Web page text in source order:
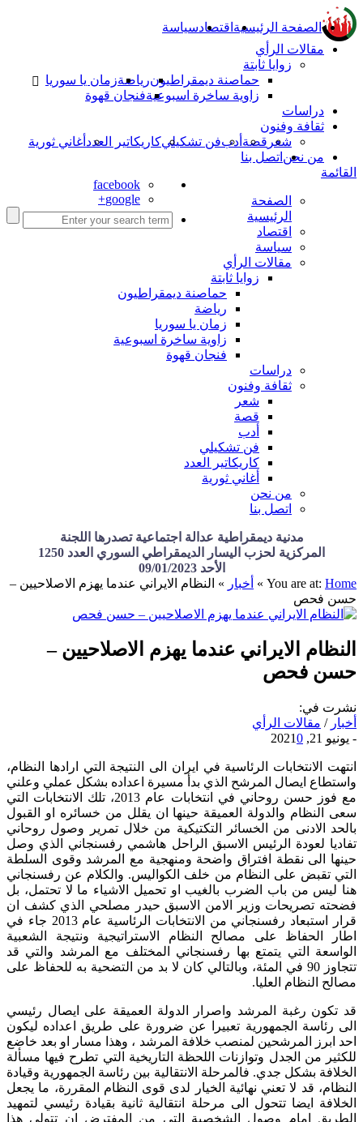
الصفحة الرئيسية اقتصادسياسة
مقالات الرأي
زوايا ثابتة
حماصنة ديمقراطيونرياضةزمان يا سوريا
زاوية ساخرة اسبوعيةفنجان قهوة
دراسات
ثقافة وفنون
شعر قصة أدبفن تشكيليكاريكاتير العدد أغاني ثورية
من نحن اتصل بنا
facebook
google+
القائمة
الصفحة
الرئيسية
اقتصاد
سياسة
مقالات الرأي
زوايا ثابتة
حماصنة ديمقراطيون
رياضة
زمان يا سوريا
زاوية ساخرة اسبوعية
فنجان قهوة
دراسات
ثقافة وفنون
شعر
قصة
أدب
فن تشكيلي
كاريكاتير العدد
أغاني ثورية
من نحن
اتصل بنا
مدنية ديمقراطية عدالة اجتماعية تصدرها اللجنة
المركزية لحزب اليسار الديمقراطي السوري العدد 1250
الأحد 09/01/2023
You are at: Home
» أخبار » النظام الايراني عندما يهزم الاصلاحيين –
حسن فحص
النظام الايراني عندما يهزم الاصلاحيين –
حسن فحص
نشرت في:
أخبار / مقالات الرأي
- يونيو 21, 2021 0
انتهت الانتخابات الرئاسية في ايران الى النتيجة التي ارادها النظام،
واستطاع ايصال المرشح الذي بدأ مسيرة اعداده بشكل عملي وعلني
مع فوز حسن روحاني في انتخابات عام 2013، تلك الانتخابات التي
سعى النظام والدولة العميقة حينها ان يقلل من خسائره او القبول
بالحد الادنى من الخسائر التكتيكية من خلال تمرير وصول روحاني
تفاديا لعودة الرئيس الاسبق الراحل هاشمي رفسنجاني الذي وصل
حينها الى نقطة افتراق واضحة ومنهجية مع المرشد وقوى السلطة
التي تقبض على النظام من خلف الكواليس. والكلام عن رفسنجاني
هنا ليس من باب الضرب بالغيب او تحميل الاشياء ما لا تحتمل، بل
فضحته تصريحات وزير الامن الاسبق حيدر مصلحي الذي كشف ان
قرار استبعاد رفسنجاني من الانتخابات الرئاسية عام 2013 جاء في
اطار الحفاظ على مصالح النظام الاستراتيجية ونتيجة الشعبية
الواسعة التي يتمتع بها رفسنجاني المختلف مع المرشد والتي قد
تتجاوز 90 في المئة، وبالتالي كان لا بد من التضحية به للحفاظ على
مصالح النظام العليا.
قد تكون رغبة المرشد واصرار الدولة العميقة على ايصال رئيسي
الى رئاسة الجمهورية تعبيرا عن ضرورة على طريق اعداده ليكون
احد ابرز المرشحين لمنصب خلافة المرشد ، وهذا مسار او بعد خاضع
للكثير من الجدل وتوازنات اللحظة التاريخية التي تطرح فيها مسألة
الخلافة بشكل جدي. فالمرحلة الانتقالية بين رئاسة الجمهورية وقيادة
النظام، قد لا تعني نهائية الخيار لدى قوى النظام المقررة، ما يجعل
الخلافة ايضا تتحول الى مرحلة انتقالية ثانية بقيادة رئيسي لتمهيد
الطريق امام وصول الشخصية التي من المفترض ان تتولى هذا